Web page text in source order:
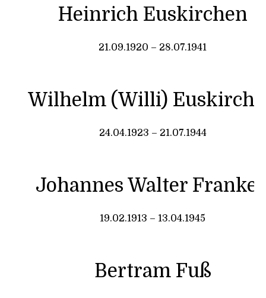
Heinrich Euskirchen
21.09.1920 – 28.07.1941
Wilhelm (Willi)
24.04.1923 – 21.07.1944
Johannes Walter
19.02.1913 – 13.04.1945
Bertram Fuß